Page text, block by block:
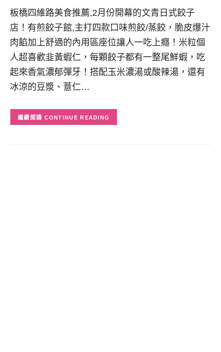
板橋四維路美食推薦,2月份開幕的文青日式餃子
店！有煎餃子館,主打四款口味煎餃/蒸餃，脆皮爆汁
肉餡加上舒適的內用區座位讓人一吃上癮！米粒個
人超喜歡韭黃蝦仁，每顆餃子都有一整尾鮮蝦，吃
起來香氣濃郁彈牙！搭配玉米濃湯或酸辣湯，還有
冰涼的豆漿、薏仁…
CONTINUE READING